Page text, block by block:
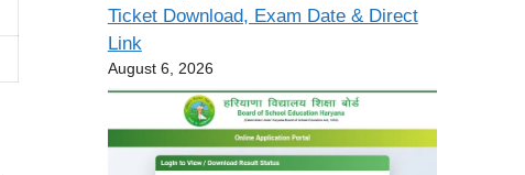
Ticket Download, Exam Date & Direct
Link
August 6, 2026